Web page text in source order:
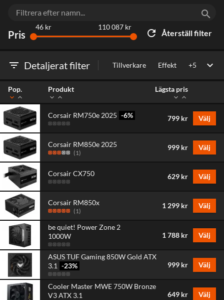
search
Pris
46 kr 110 087 kr
refresh Återställ filter
filter_list Detaljerat filter Tillverkare Effekt +5 expand_more
Pop.
expand_more expand_less
Produkt
expand_more expand_less
Lägsta pris
expand_more expand_less
Corsair RM750e 2025 -6% 799 kr Välj
Corsair RM850e 2025
(1)
999 kr Välj
Corsair CX750 629 kr Välj
Corsair RM850x
(1)
1 299 kr Välj
be quiet! Power Zone 2
1000W
1 788 kr Välj
ASUS TUF Gaming 850W Gold ATX
3.1 -23% 999 kr Välj
Cooler Master MWE 750W Bronze
V3 ATX 3.1
649 kr Välj